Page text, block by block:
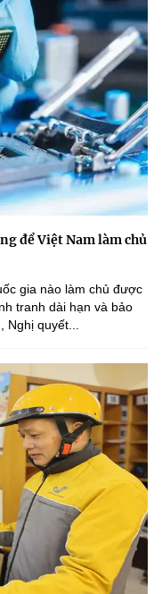
để Việt Nam làm chủ
gia nào làm chủ được
tranh dài hạn và bảo
quyết...